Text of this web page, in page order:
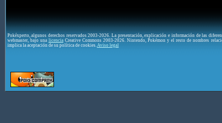
Pokéxperto, algunos derechos reservados 2003-2026. La presentación, explicación e información de las
webmaster, bajo una licenciaCreative Commons 2003-2026. Nintendo, Pokémon y el resto de nombres
implica la aceptación de su política de cookies. Aviso legal